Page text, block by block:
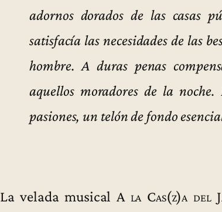
adornos dorados de las casas
satisfacía las necesidades de las
hombre. A duras penas
aquellos moradores de la
pasiones, un telón de fondo
La velada musical A la Cas(z)a del